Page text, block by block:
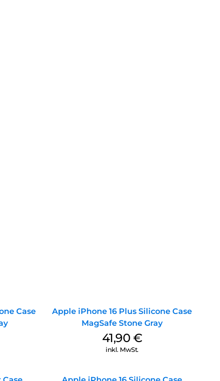
Case
Apple iPhone 16 Plus Silicone Case
MagSafe Stone Gray
41,90 €
inkl. MwSt.